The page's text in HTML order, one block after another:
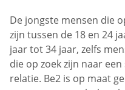
De jongste mensen die
zijn tussen de 18 en 24
jaar tot 34 jaar, zelfs
die op zoek zijn naar
relatie. Be2 is op maat